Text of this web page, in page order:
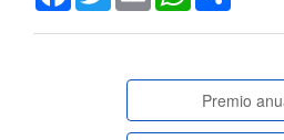
Premio